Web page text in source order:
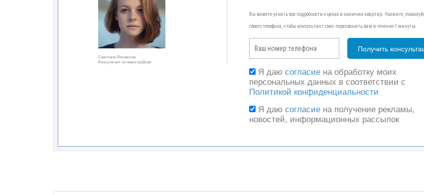
Светлана Янковская
Консультант по новостройкам
Вы можете узнать все подробности о ценах и наличии квартир. Укажите,
своего телефона, чтобы консультант смог перезвонить вам в течение 1 минуты.
Я даю согласиена обработку моих
персональных данных в соответствии с
Политикой конфиденциальности
Я даю согласиена получение рекламы,
новостей, информационных рассылок